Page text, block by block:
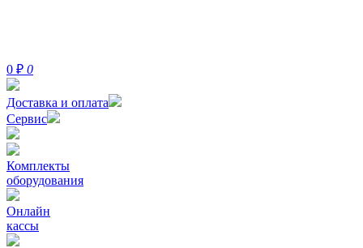
0 ₽ 0
Доставка и оплата
Сервис
Комплекты
оборудования
Онлайн
кассы